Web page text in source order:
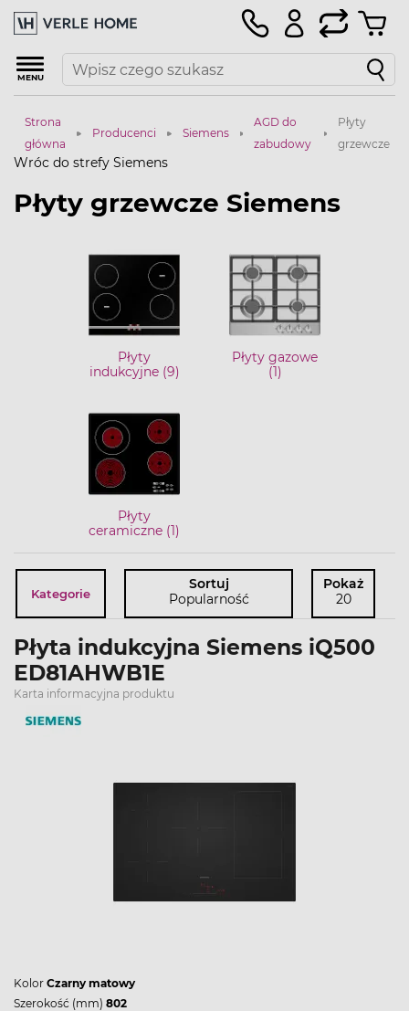
MENU
Strona
główna
Producenci Siemens
AGD do
zabudowy
Płyty
grzewcze
Wróc do strefy Siemens
Płyty grzewcze Siemens
Płyty
indukcyjne (9)
Płyty gazowe
(1)
Płyty
ceramiczne (1)
Kategorie
Sortuj
Popularność
Pokaż
20
Płyta indukcyjna Siemens iQ500
ED81AHWB1E
Karta informacyjna produktu
Kolor Czarny matowy
Szerokość (mm) 802